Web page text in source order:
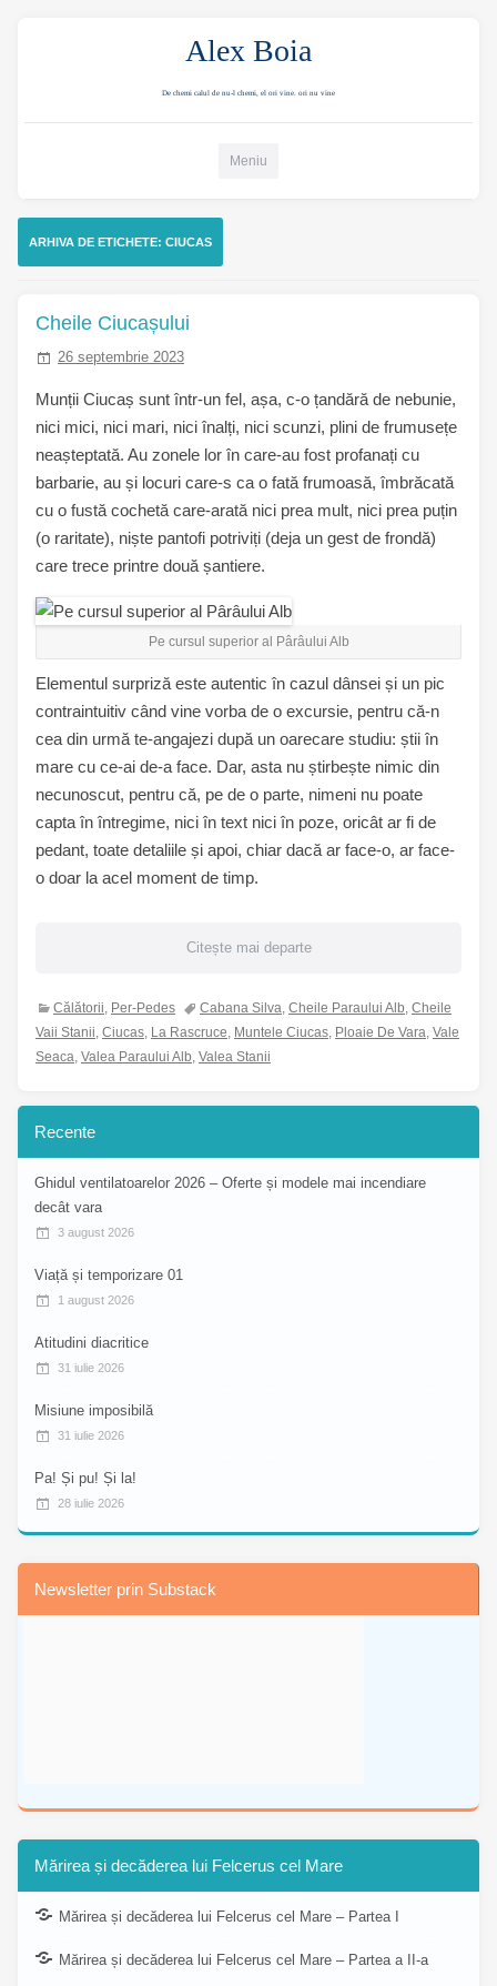
Alex Boia
De chemi calul de nu-l chemi, el ori vine. ori nu vine
Meniu
ARHIVA DE ETICHETE: CIUCAS
Cheile Ciucașului
26 septembrie 2023
Munții Ciucaș sunt într-un fel, așa, c-o țandără de nebunie,
nici mici, nici mari, nici înalți, nici scunzi, plini de frumusețe
neașteptată. Au zonele lor în care-au fost profanați cu
barbarie, au și locuri care-s ca o fată frumoasă, îmbrăcată
cu o fustă cochetă care-arată nici prea mult, nici prea puțin
(o raritate), niște pantofi potriviți (deja un gest de frondă)
care trece printre două șantiere.
Pe cursul superior al Pârâului Alb
Elementul surpriză este autentic în cazul dânsei și un pic
contraintuitiv când vine vorba de o excursie, pentru că-n
cea din urmă te-angajezi după un oarecare studiu: știi în
mare cu ce-ai de-a face. Dar, asta nu știrbește nimic din
necunoscut, pentru că, pe de o parte, nimeni nu poate
capta în întregime, nici în text nici în poze, oricât ar fi de
pedant, toate detaliile și apoi, chiar dacă ar face-o, ar face-
o doar la acel moment de timp.
Citește mai departe
Călătorii Per-Pedes Cabana Silva Cheile Paraului Alb Cheile
Vaii Stanii Ciucas La Rascruce Muntele Ciucas Ploaie De Vara Vale
Seaca Valea Paraului Alb Valea Stanii
Recente
Ghidul ventilatoarelor 2026 – Oferte și modele mai incendiare
decât vara
3 august 2026
Viață și temporizare 01
1 august 2026
Atitudini diacritice
31 iulie 2026
Misiune imposibilă
31 iulie 2026
Pa! Și pu! Și la!
28 iulie 2026
Newsletter prin Substack
Mărirea și decăderea lui Felcerus cel Mare
Mărirea și decăderea lui Felcerus cel Mare – Partea I
Mărirea și decăderea lui Felcerus cel Mare – Partea a II-a